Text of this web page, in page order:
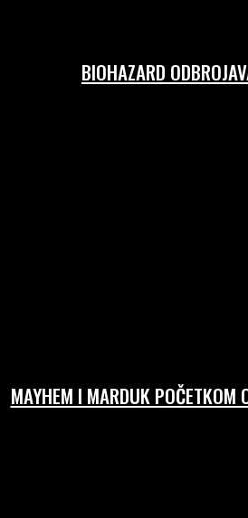
BIOHAZARD
MAYHEM I MARDUK POČETKOM